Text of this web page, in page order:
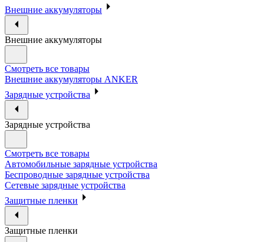
Внешние аккумуляторы
Внешние аккумуляторы
Смотреть все товары
Внешние аккумуляторы ANKER
Зарядные устройства
Зарядные устройства
Смотреть все товары
Автомобильные зарядные устройства
Беспроводные зарядные устройства
Сетевые зарядные устройства
Защитные пленки
Защитные пленки